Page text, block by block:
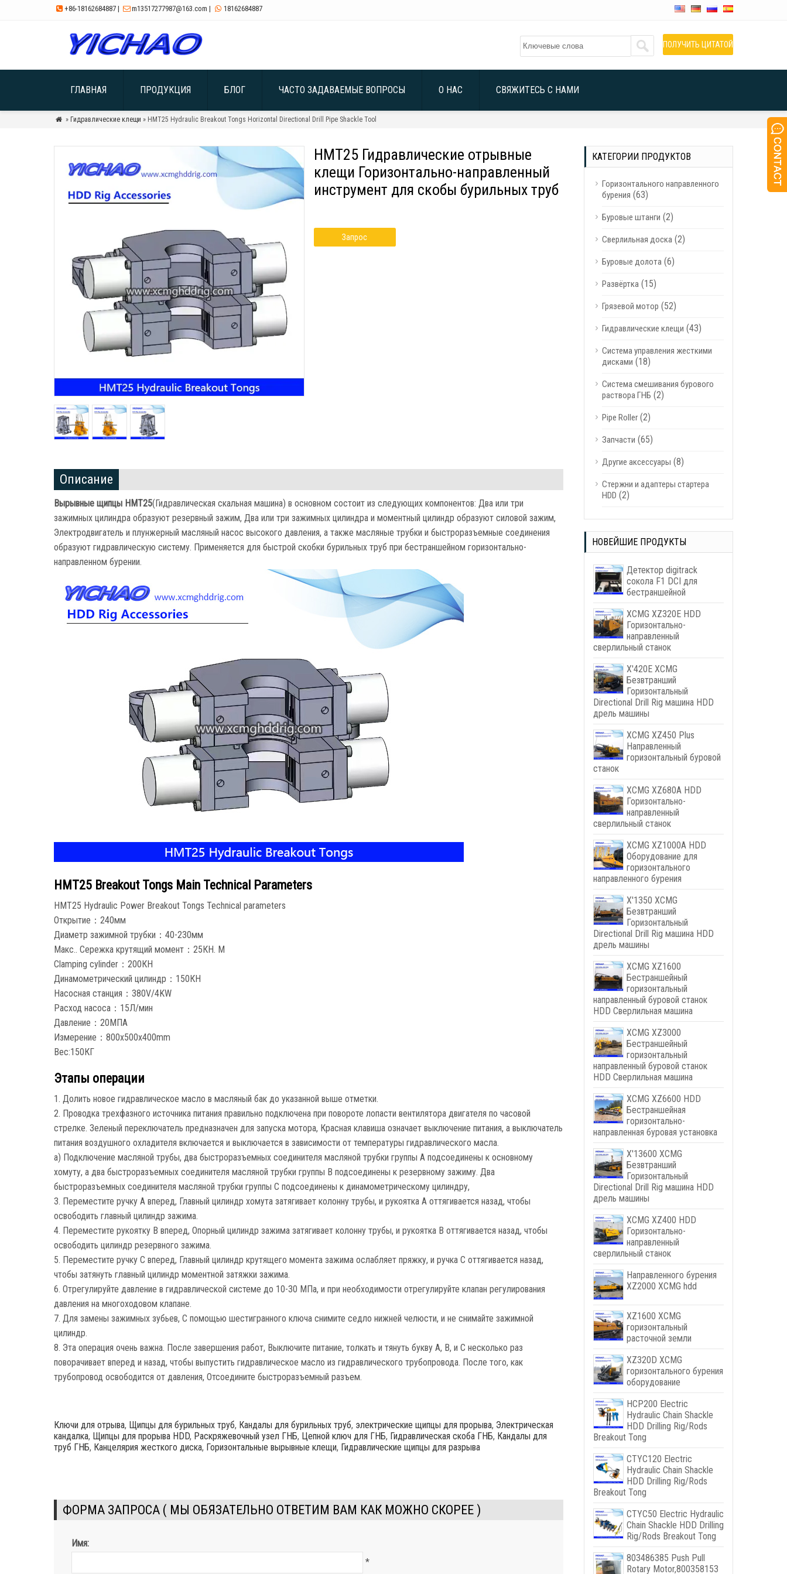
 +86-18162684887 | m13517277987@163.com |  18162684887
ПОЛУЧИТЬ ЦИТАТОЙ
ГЛАВНАЯ ПРОДУКЦИЯ БЛОГ ЧАСТО ЗАДАВАЕМЫЕ ВОПРОСЫ О НАС СВЯЖИТЕСЬ С НАМИ
 » Гидравлические клещи » HMT25 Hydraulic Breakout Tongs Horizontal Directional Drill Pipe Shackle Tool
HMT25 Гидравлические отрывные
клещи Горизонтально-направленный
инструмент для скобы бурильных труб
Запрос
Описание
Вырывные щипцы HMT25(Гидравлическая скальная машина) в основном состоит из следующих компонентов: Два или три
зажимных цилиндра образуют резервный зажим, Два или три зажимных цилиндра и моментный цилиндр образуют силовой зажим,
Электродвигатель и плунжерный масляный насос высокого давления, а также масляные трубки и быстроразъемные соединения
образуют гидравлическую систему. Применяется для быстрой скобки бурильных труб при бестраншейном горизонтально-
направленном бурении.
HMT25 Breakout Tongs Main Technical Parameters
HMT25 Hydraulic Power Breakout Tongs Technical parameters
Открытие：240мм
Диаметр зажимной трубки：40-230мм
Макс.. Сережка крутящий момент：25КН. M
Clamping cylinder ：200КН
Динамометрический цилиндр：150КН
Насосная станция：380V/4KW
Расход насоса：15Л/мин
Давление：20МПА
Измерение：800x500x400mm
Вес:150КГ
Этапы операции
1. Долить новое гидравлическое масло в масляный бак до указанной выше отметки.
2. Проводка трехфазного источника питания правильно подключена при повороте лопасти вентилятора двигателя по часовой
стрелке. Зеленый переключатель предназначен для запуска мотора, Красная клавиша означает выключение питания, а выключатель
питания воздушного охладителя включается и выключается в зависимости от температуры гидравлического масла.
a) Подключение масляной трубы, два быстроразъемных соединителя масляной трубки группы А подсоединены к основному
хомуту, а два быстроразъемных соединителя масляной трубки группы B подсоединены к резервному зажиму. Два
быстроразъемных соединителя масляной трубки группы С подсоединены к динамометрическому цилиндру,
3. Переместите ручку A вперед, Главный цилиндр хомута затягивает колонну трубы, и рукоятка A оттягивается назад, чтобы
освободить главный цилиндр зажима.
4. Переместите рукоятку B вперед, Опорный цилиндр зажима затягивает колонну трубы, и рукоятка B оттягивается назад, чтобы
освободить цилиндр резервного зажима.
5. Переместите ручку C вперед, Главный цилиндр крутящего момента зажима ослабляет пряжку, и ручка C оттягивается назад,
чтобы затянуть главный цилиндр моментной затяжки зажима.
6. Отрегулируйте давление в гидравлической системе до 10-30 МПа, и при необходимости отрегулируйте клапан регулирования
давления на многоходовом клапане.
7. Для замены зажимных зубьев, С помощью шестигранного ключа снимите седло нижней челюсти, и не снимайте зажимной
цилиндр.
8. Эта операция очень важна. После завершения работ, Выключите питание, толкать и тянуть букву А, B, и C несколько раз
поворачивает вперед и назад, чтобы выпустить гидравлическое масло из гидравлического трубопровода. После того, как
трубопровод освободится от давления, Отсоедините быстроразъемный разъем.
Ключи для отрыва, Щипцы для бурильных труб, Кандалы для бурильных труб, электрические щипцы для прорыва, Электрическая
кандалка, Щипцы для прорыва HDD, Раскряжевочный узел ГНБ, Цепной ключ для ГНБ, Гидравлическая скоба ГНБ, Кандалы для
труб ГНБ, Канцелярия жесткого диска, Горизонтальные вырывные клещи, Гидравлические щипцы для разрыва
ФОРМА ЗАПРОСА ( МЫ ОБЯЗАТЕЛЬНО ОТВЕТИМ ВАМ КАК МОЖНО СКОРЕЕ )
Имя:
*
КАТЕГОРИИ ПРОДУКТОВ
Горизонтального направленного
бурения (63)
Буровые штанги (2)
Сверлильная доска(2)
Буровые долота(6)
Развёртка(15)
Грязевой мотор (52)
Гидравлические клещи (43)
Система управления жесткими
дисками (18)
Система смешивания бурового
раствора ГНБ (2)
Pipe Roller(2)
Запчасти (65)
Другие аксессуары (8)
Стержни и адаптеры стартера
HDD (2)
НОВЕЙШИЕ ПРОДУКТЫ
Детектор digitrack
сокола F1 DCI для
бестраншейной
XCMG XZ320E HDD
Горизонтально-
направленный
сверлильный станок
X'420E XCMG
Безвтранший
Горизонтальный
Directional Drill Rig машина HDD
дрель машины
XCMG XZ450 Plus
Направленный
горизонтальный буровой
станок
XCMG XZ680A HDD
Горизонтально-
направленный
сверлильный станок
XCMG XZ1000A HDD
Оборудование для
горизонтального
направленного бурения
X'1350 XCMG
Безвтранший
Горизонтальный
Directional Drill Rig машина HDD
дрель машины
XCMG XZ1600
Бестраншейный
горизонтальный
направленный буровой станок
HDD Сверлильная машина
XCMG XZ3000
Бестраншейный
горизонтальный
направленный буровой станок
HDD Сверлильная машина
XCMG XZ6600 HDD
Бестраншейная
горизонтально-
направленная буровая установка
X'13600 XCMG
Безвтранший
Горизонтальный
Directional Drill Rig машина HDD
дрель машины
XCMG XZ400 HDD
Горизонтально-
направленный
сверлильный станок
Направленного бурения
XZ2000 XCMG hdd
XZ1600 XCMG
горизонтальный
расточной земли
XZ320D XCMG
горизонтального бурения
оборудование
HCP200 Electric
Hydraulic Chain Shackle
HDD Drilling Rig/Rods
Breakout Tong
CTYC120 Electric
Hydraulic Chain Shackle
HDD Drilling Rig/Rods
Breakout Tong
CTYC50 Electric Hydraulic
Chain Shackle HDD Drilling
Rig/Rods Breakout Tong
803486385 Push Pull
Rotary Motor,800358153